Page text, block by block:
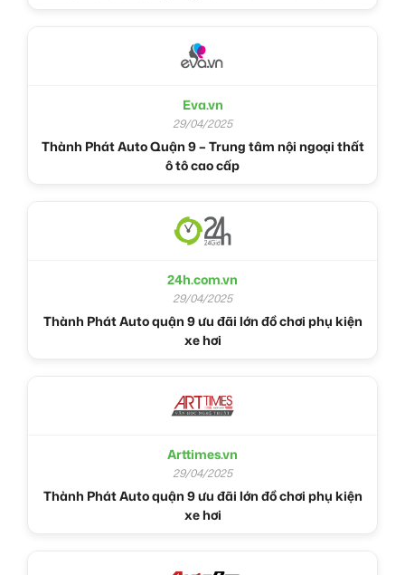
Eva.vn
29/04/2025
Thành Phát Auto Quận 9 – Trung tâm nội ngoại thất
ô tô cao cấp
24h.com.vn
29/04/2025
Thành Phát Auto quận 9 ưu đãi lớn đồ chơi phụ kiện
xe hơi
Arttimes.vn
29/04/2025
Thành Phát Auto quận 9 ưu đãi lớn đồ chơi phụ kiện
xe hơi